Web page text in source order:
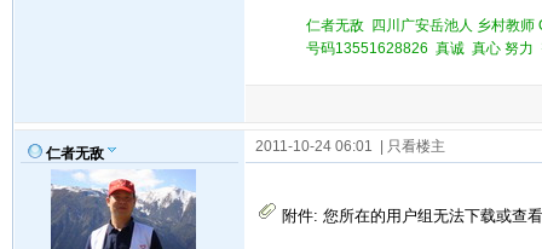
仁者无敌 四川广安岳池人 乡村教
号码13551628826 真诚 真心 努
仁者无敌 2011-10-24 06:01 | 只看楼主
附件: 您所在的用户组无法下载或查